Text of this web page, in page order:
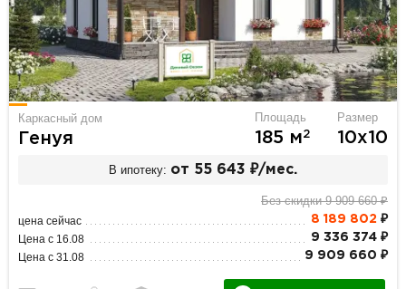
Каркасный дом
Генуя
Площадь
185 м2
Размер
10х10
В ипотеку: от 55 643 ₽/мес.
Без скидки 9 909 660 ₽
цена сейчас 8 189 802 ₽
Цена с 16.08 9 336 374 ₽
Цена с 31.08 9 909 660 ₽